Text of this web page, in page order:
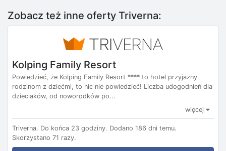
Zobacz też inne oferty Triverna:
Kolping Family Resort
Powiedzieć, że Kolping Family Resort **** to hotel przyjazny
rodzinom z dziećmi, to nic nie powiedzieć! Liczba udogodnień dla
dzieciaków, od noworodków po...
więcej
Triverna. Do końca 23 godziny. Dodano 186 dni temu.
Skorzystano 71 razy.